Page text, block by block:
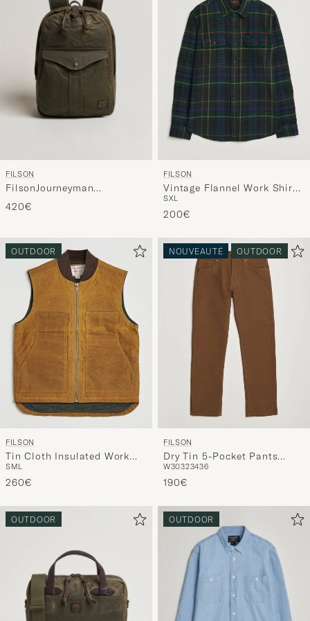
FILSON
FilsonJourneyman
BackpackOtter Green
420€
FILSON
Vintage Flannel Work Shirt
Green/Navy
SXL
200€
OUTDOOR
FILSON
Tin Cloth Insulated Work
Vest Dark Tan
SML
260€
NOUVEAUTÉ OUTDOOR
FILSON
Dry Tin 5-Pocket Pants
Whiskey
W30323436
190€
OUTDOOR OUTDOOR